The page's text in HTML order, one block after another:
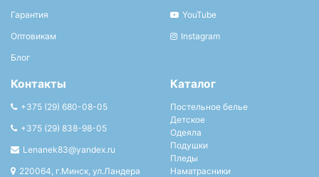
Гарантия
Оптовикам
Блог
YouTube
Instagram
Контакты
+375 (29) 680-08-05
+375 (29) 838-98-05
Lenanek83@yandex.ru
220064, г.Минск, ул.Ландера
Каталог
Постельное белье
Детское
Одеяла
Подушки
Пледы
Наматрасники